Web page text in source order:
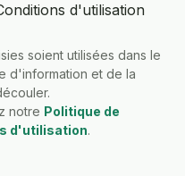
d'utilisation
soient utilisées dans le
d'information et de la
notre Politique de
d'utilisation.